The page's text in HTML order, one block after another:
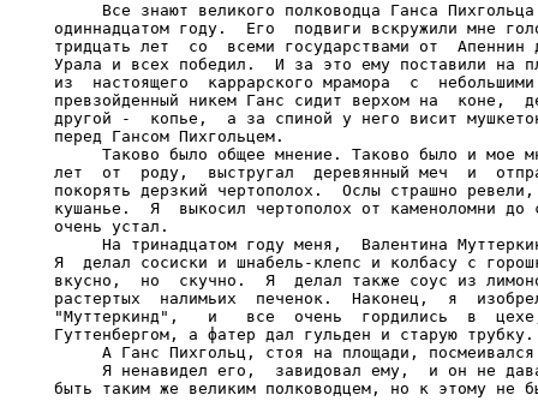
Все знают великого полководца Ганса
одиннадцатом году.  Его  подвиги вскружили мне
тридцать лет  со  всеми государствами от  Апеннин
Урала и всех победил.  И за это ему поставили на
из  настоящего  каррарского мрамора  с
превзойденный никем Ганс сидит верхом на  коне,
другой -  копье,  а за спиной у него висит
перед Гансом Пихгольцем.
Таково было общее мнение. Таково было и мое
лет  от  роду,  выстругал  деревянный меч  и
покорять дерзкий чертополох.  Ослы страшно
кушанье.  Я  выкосил чертополох от каменоломни до
очень устал.
На тринадцатом году меня,  Валентина
Я  делал сосиски и шнабель-клепс и колбасу с
вкусно,  но  скучно.  Я  делал также соус из
растертых  налимьих  печенок.  Наконец,  я
"Муттеркинд",   и   все  очень  гордились  в
Гуттенбергом, а фатер дал гульден и старую трубку.
А Ганс Пихгольц, стоя на площади,
Я ненавидел его,  завидовал ему,  и он не
быть таким же великим полководцем, но к этому не